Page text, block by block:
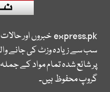
express.pkخبروں اور
سب سے زیادہ وزٹ کی جانے
پر شائع شدہ تمام مواد کے
گروپ محفوظ ہیں۔